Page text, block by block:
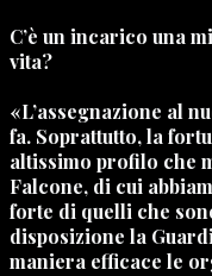
C’è un incarico una
vita?
«L’assegnazione al
fa. Soprattutto, la
altissimo profilo che
Falcone, di cui
forte di quelli che
disposizione la
maniera efficace le